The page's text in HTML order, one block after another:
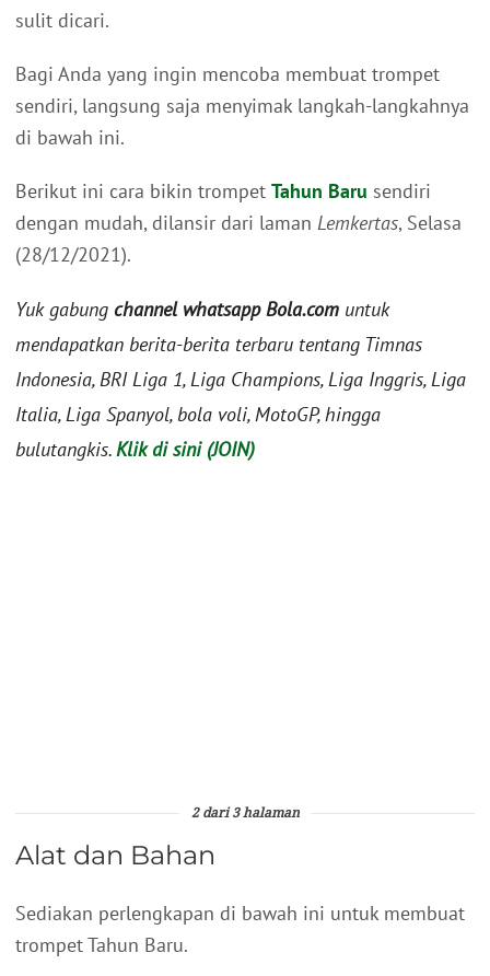
sulit dicari.
Bagi Anda yang ingin mencoba membuat trompet
sendiri, langsung saja menyimak langkah-langkahnya
di bawah ini.
Berikut ini cara bikin trompet Tahun Baru sendiri
dengan mudah, dilansir dari laman Lemkertas, Selasa
(28/12/2021).
Yuk gabung channel whatsapp Bola.com untuk
mendapatkan berita-berita terbaru tentang Timnas
Indonesia, BRI Liga 1, Liga Champions, Liga Inggris, Liga
Italia, Liga Spanyol, bola voli, MotoGP, hingga
bulutangkis.Klik di sini (JOIN)
2 dari 3 halaman
Alat dan Bahan
Sediakan perlengkapan di bawah ini untuk membuat
trompet Tahun Baru.